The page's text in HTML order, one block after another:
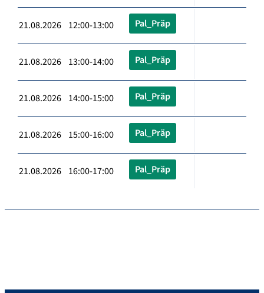
21.08.2026 12:00-13:00 Pal_Präp
21.08.2026 13:00-14:00 Pal_Präp
21.08.2026 14:00-15:00 Pal_Präp
21.08.2026 15:00-16:00 Pal_Präp
21.08.2026 16:00-17:00 Pal_Präp